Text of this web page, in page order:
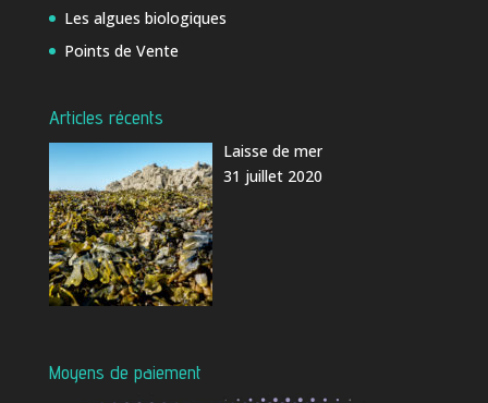
Les algues biologiques
Points de Vente
Articles récents
Laisse de mer
31 juillet 2020
Moyens de paiement